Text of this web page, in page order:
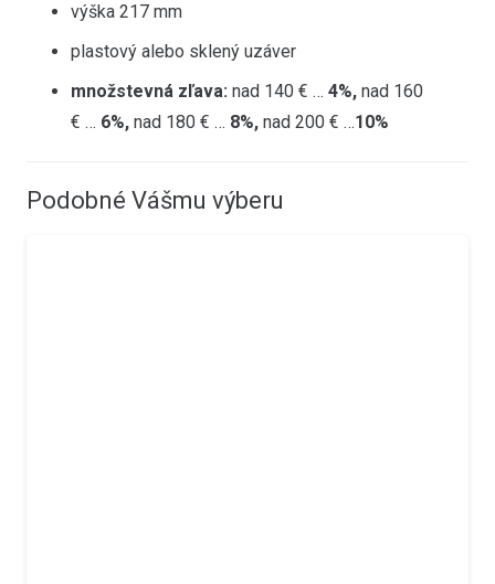
výška 217 mm
plastový alebo sklený uzáver
množstevná zľava: nad 140 € … 4%, nad 160
€ … 6%, nad 180 € … 8%, nad 200 € …10%
Podobné Vášmu výberu